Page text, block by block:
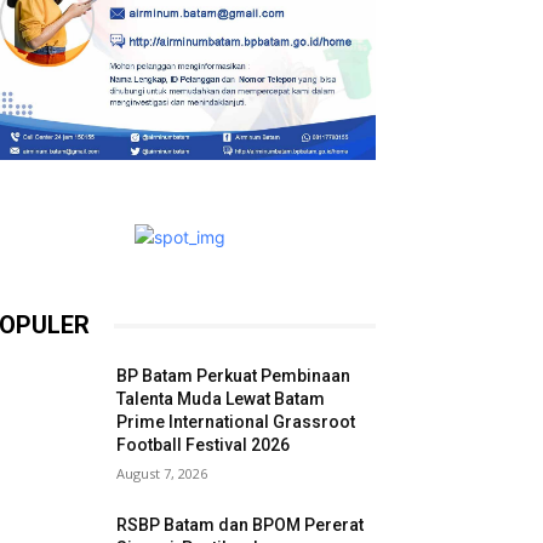
BP Batam Perkuat Pembinaan
Talenta Muda Lewat Batam
Prime International Grassroot
Football Festival 2026
August 7, 2026
RSBP Batam dan BPOM Pererat